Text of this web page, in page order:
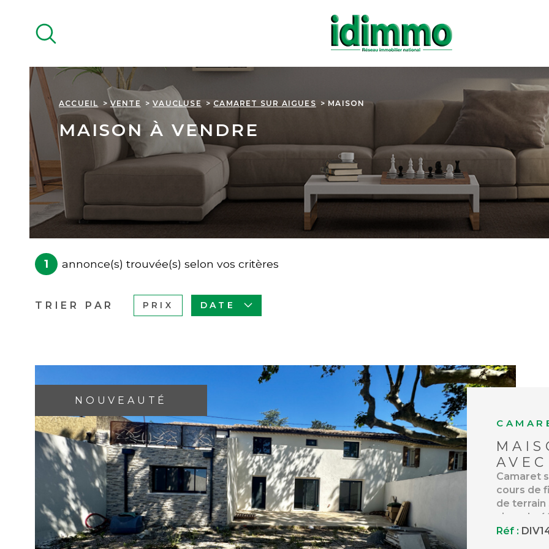
contenu
ACCUEIL VENTE VAUCLUSE CAMARET SUR AIGUES MAISON
MAISON À VENDRE
1 annonce(s) trouvée(s) selon vos critères
TRIER PAR PRIX DATE
Camaret
cours de
de terrain
vivre de
exposée
Réf :
NOUVEAUTÉ
VOIR LE BIEN